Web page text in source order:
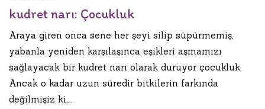
kudret narı: Çocukluk
Araya giren onca sene her şeyi silip süpürmemiş,
yabanla yeniden karşılaşınca eşikleri aşmamızı
sağlayacak bir kudret narı olarak duruyor çocukluk.
Ancak o kadar uzun süredir bitkilerin farkında
değilmişiz ki,...